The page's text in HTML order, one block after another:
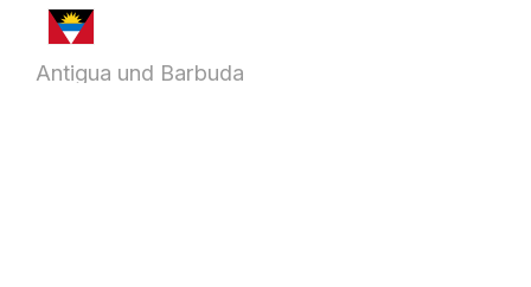
Antigua und Barbuda